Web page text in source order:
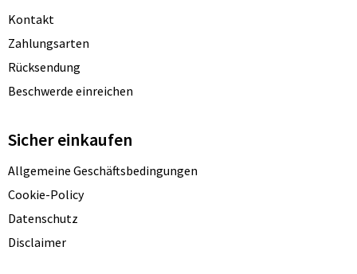
Kontakt
Zahlungsarten
Rücksendung
Beschwerde einreichen
Sicher einkaufen
Allgemeine Geschäftsbedingungen
Cookie-Policy
Datenschutz
Disclaimer